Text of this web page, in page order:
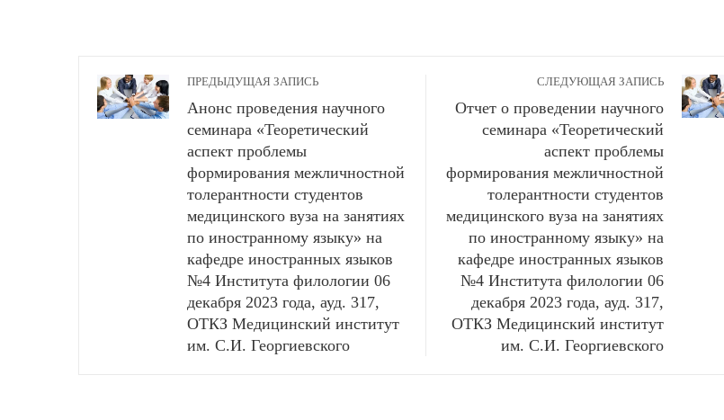
ПРЕДЫДУЩАЯ ЗАПИСЬ
Анонс проведения научного
семинара «Теоретический
аспект проблемы
формирования межличностной
толерантности студентов
медицинского вуза на занятиях
по иностранному языку» на
кафедре иностранных языков
№4 Института филологии 06
декабря 2023 года, ауд. 317,
ОТКЗ Медицинский институт
им. С.И. Георгиевского
СЛЕДУЮЩАЯ ЗАПИСЬ
Отчет о проведении научного
семинара «Теоретический
аспект проблемы
формирования межличностной
толерантности студентов
медицинского вуза на занятиях
по иностранному языку» на
кафедре иностранных языков
№4 Института филологии 06
декабря 2023 года, ауд. 317,
ОТКЗ Медицинский институт
им. С.И. Георгиевского